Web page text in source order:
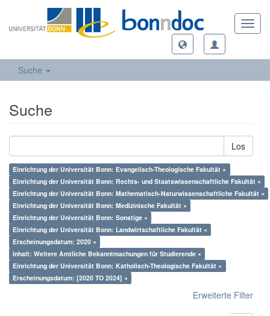
Suche
Suche
Los
Einrichtung der Universität Bonn: Evangelisch-Theologische Fakultät ×
Einrichtung der Universität Bonn: Rechts- und Staatswissenschaftliche Fakultät ×
Einrichtung der Universität Bonn: Mathematisch-Naturwissenschaftliche Fakultät ×
Einrichtung der Universität Bonn: Medizinische Fakultät ×
Einrichtung der Universität Bonn: Sonstige ×
Einrichtung der Universität Bonn: Landwirtschaftliche Fakultät ×
Erscheinungsdatum: 2020 ×
Inhalt: Weitere Amtliche Bekanntmachungen für Studierende ×
Einrichtung der Universität Bonn: Katholisch-Theologische Fakultät ×
Erscheinungsdatum: [2020 TO 2024] ×
Erweiterte Filter